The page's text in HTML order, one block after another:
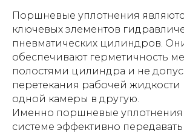
Поршневые уплотнения
ключевых элементов
пневматических цилиндров.
обеспечивают герметичность
полостями цилиндра и не
перетекания рабочей жидкости
одной камеры в другую.
Именно поршневые уплотнения
системе эффективно